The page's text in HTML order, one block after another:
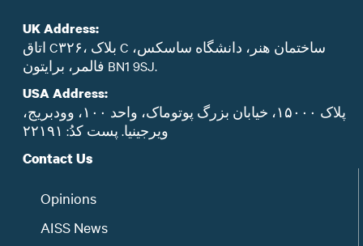
UK Address:
اتاق C۳۲۶، بلاک C ساختمان هنر، دانشگاه ساسکس،
فالمر، برایتون BN1 9SJ.
USA Address:
پلاک ۱۵۰۰۰، خیابان بزرگ پوتوماک، واحد ۱۰۰، وودبریج،
ویرجینیا. پست‌ کدُ: ۲۲۱۹۱
Contact Us
Opinions
AISS News